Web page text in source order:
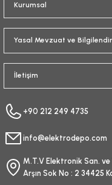
Kurumsal
Yasal Mevzuat ve
İletişim
+90 212 249 4735
info@elektrodepo.com
M.T.V Elektronik San.
Arşın Sok No : 2 34425